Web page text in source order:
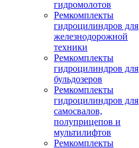
гидромолотов
Ремкомплекты
гидроцилиндров для
железнодорожной
техники
Ремкомплекты
гидроцилиндров для
бульдозеров
Ремкомплекты
гидроцилиндров для
самосвалов,
полуприцепов и
мультилифтов
Ремкомплекты